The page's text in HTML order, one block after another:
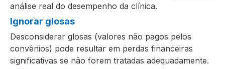
análise real do desempenho da clínica.
Ignorar glosas
Desconsiderar glosas (valores não pagos pelos
convênios) pode resultar em perdas financeiras
significativas se não forem tratadas adequadamente.